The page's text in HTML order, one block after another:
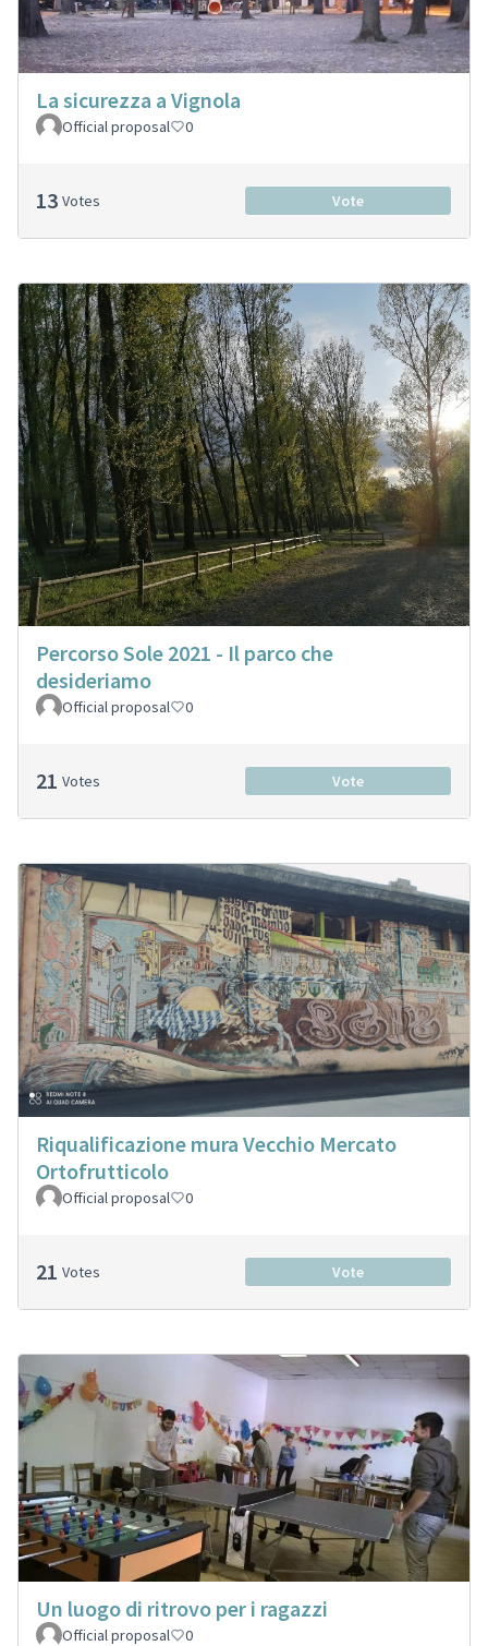
La sicurezza a Vignola
Official proposal 0
13 Votes Vote
Percorso Sole 2021 - Il parco che
desideriamo
Official proposal 0
21 Votes Vote
Riqualificazione mura Vecchio Mercato
Ortofrutticolo
Official proposal 0
21 Votes Vote
Un luogo di ritrovo per i ragazzi
Official proposal 0